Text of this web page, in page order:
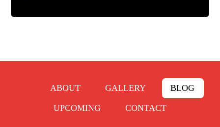
ABOUT GALLERY BLOG
UPCOMING CONTACT